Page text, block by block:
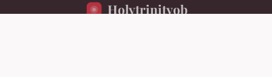
Holytrinityob